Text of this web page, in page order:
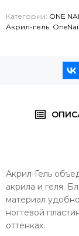
Категории: ONE
Акрил-гель, OneNail
Акрил-Гель
акрила и геля.
материал
ногтевой
оттенках.